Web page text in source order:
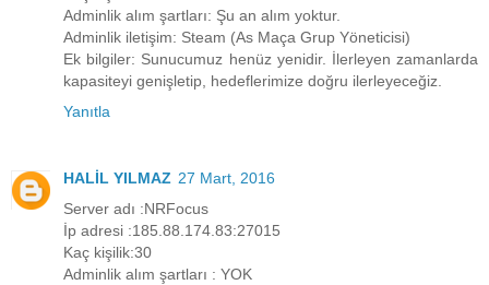
Adminlik alım şartları: Şu an alım yoktur.
Adminlik iletişim: Steam (As Maça Grup Yöneticisi)
Ek bilgiler: Sunucumuz henüz yenidir. İlerleyen zamanlarda
kapasiteyi genişletip, hedeflerimize doğru ilerleyeceğiz.
Yanıtla
HALİL YILMAZ 27 Mart, 2016
Server adı :NRFocus
İp adresi :185.88.174.83:27015
Kaç kişilik:30
Adminlik alım şartları : YOK